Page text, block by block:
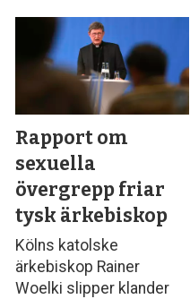
Rapport om
sexuella
övergrepp friar
tysk ärkebiskop
Kölns katolske
ärkebiskop Rainer
Woelki slipper klander